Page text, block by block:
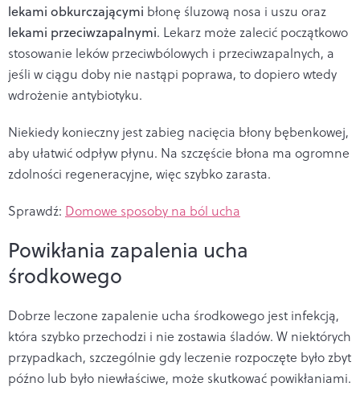
lekami obkurczającymi błonę śluzową nosa i uszu oraz
lekami przeciwzapalnymi. Lekarz może zalecić początkowo
stosowanie leków przeciwbólowych i przeciwzapalnych, a
jeśli w ciągu doby nie nastąpi poprawa, to dopiero wtedy
wdrożenie antybiotyku.
Niekiedy konieczny jest zabieg nacięcia błony bębenkowej,
aby ułatwić odpływ płynu. Na szczęście błona ma ogromne
zdolności regeneracyjne, więc szybko zarasta.
Sprawdź: Domowe sposoby na ból ucha
Powikłania zapalenia ucha
środkowego
Dobrze leczone zapalenie ucha środkowego jest infekcją,
która szybko przechodzi i nie zostawia śladów. W niektórych
przypadkach, szczególnie gdy leczenie rozpoczęte było zbyt
późno lub było niewłaściwe, może skutkować powikłaniami.